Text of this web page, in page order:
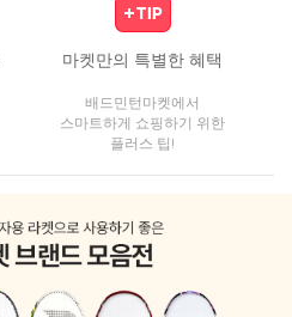
마켓만의 특별한 혜택
배드민턴마켓에서
스마트하게 쇼핑하기 위한
플러스 팁!